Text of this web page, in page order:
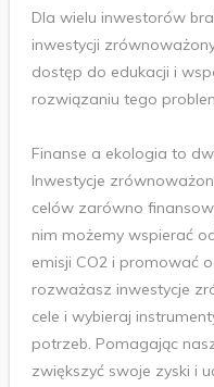
Dla wielu inwestorów
inwestycji
dostęp do edukacji i
rozwiązaniu tego
Finanse a ekologia to
Inwestycje
celów zarówno
nim możemy wspierać
emisji CO2 i promować
rozważasz inwestycje
cele i wybieraj
potrzeb. Pomagając
zwiększyć swoje zyski i